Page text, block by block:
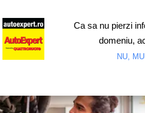
Test drive Motorsport
Ca sa nu pierzi
domeniu,
NU,